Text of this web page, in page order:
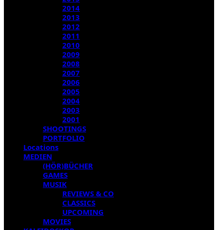
2014
2013
2012
2011
2010
2009
2008
2007
2006
2005
2004
2003
2001
SHOOTINGS
PORTFOLIO
Locations
MEDIEN
(HÖR)BÜCHER
GAMES
MUSIK
REVIEWS & CO
CLASSICS
UPCOMING
MOVIES